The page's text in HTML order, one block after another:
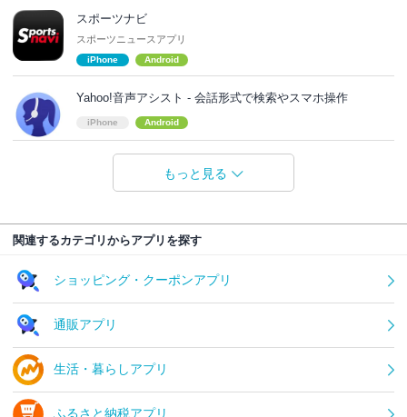
スポーツナビ
スポーツニュースアプリ
iPhone Android
Yahoo!音声アシスト - 会話形式で検索やスマホ操作
iPhone Android
もっと見る
関連するカテゴリからアプリを探す
ショッピング・クーポンアプリ
通販アプリ
生活・暮らしアプリ
ふるさと納税アプリ